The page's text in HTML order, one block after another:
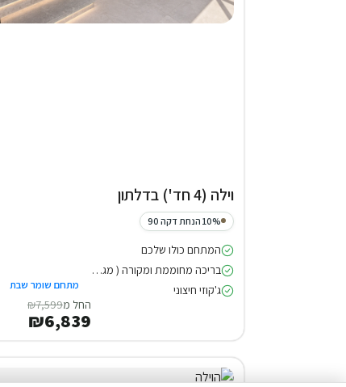
וילה (4 חד') בדלתון
10% הנחת דקה 90
המתחם כולו שלכם
בריכה מחוממת ומקורה ( מגודרת )
ג'קוזי חיצוני
מתחם שומר שבת
החל מ₪7,599
₪6,839